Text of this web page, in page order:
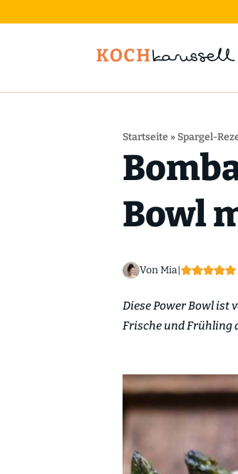
Startseite » Spargel-
Bowl
Von Mia
Diese Power Bowl ist
Frische und Frühling